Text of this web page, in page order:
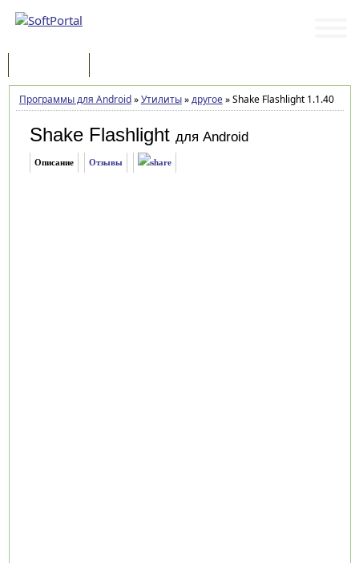
Программы для Android»Утилиты»другое»Shake Flashlight 1.1.40
Shake Flashlight для Android
Описание Отзывы